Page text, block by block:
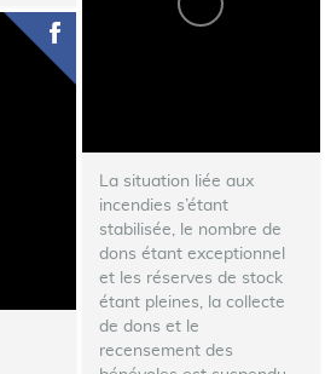
La situation liée aux
incendies s’étant
stabilisée, le nombre de
dons étant exceptionnel
et les réserves de stock
étant pleines, la collecte
de dons et le
recensement des